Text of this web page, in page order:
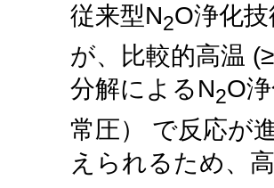
従来型N2O浄化
が、比較的高温
分解によるN2O
常圧） で反応が
えられるため、